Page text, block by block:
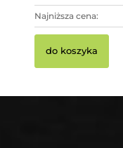
Najniższa cena:
do koszyka